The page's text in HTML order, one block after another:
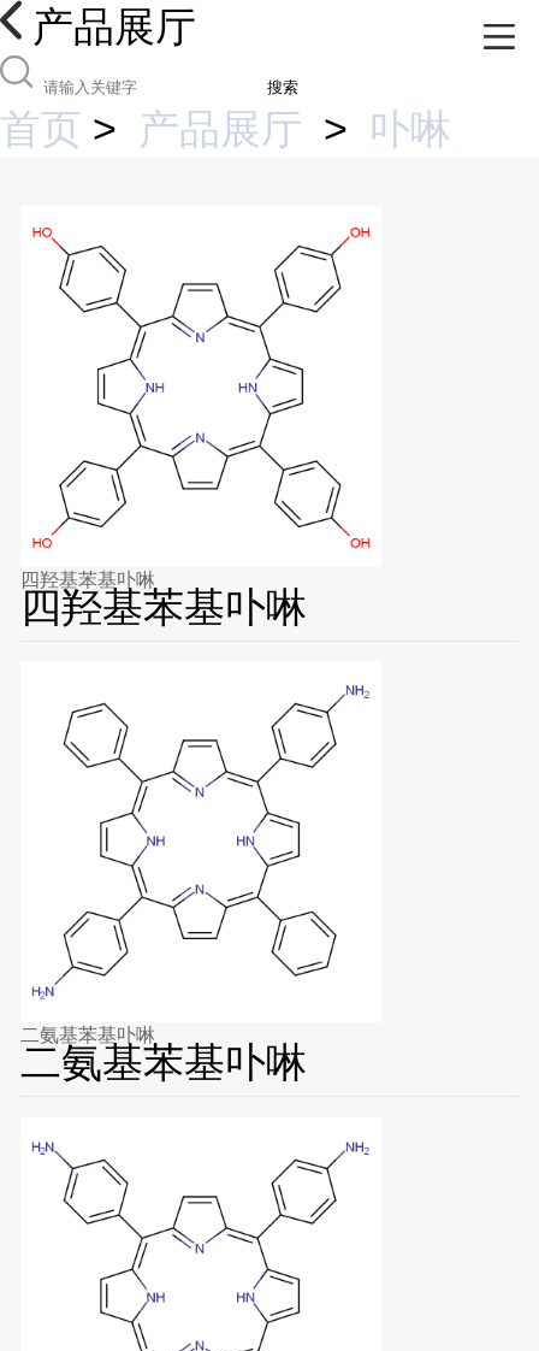
产品展厅
搜索
首页 > 产品展厅 > 卟啉
四羟基苯基卟啉
四羟基苯基卟啉
二氨基苯基卟啉
二氨基苯基卟啉